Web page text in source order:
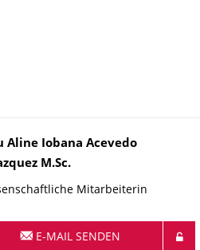
Aline Iobana Acevedo
M.Sc.
Mitarbeiterin
E-MAIL SENDEN